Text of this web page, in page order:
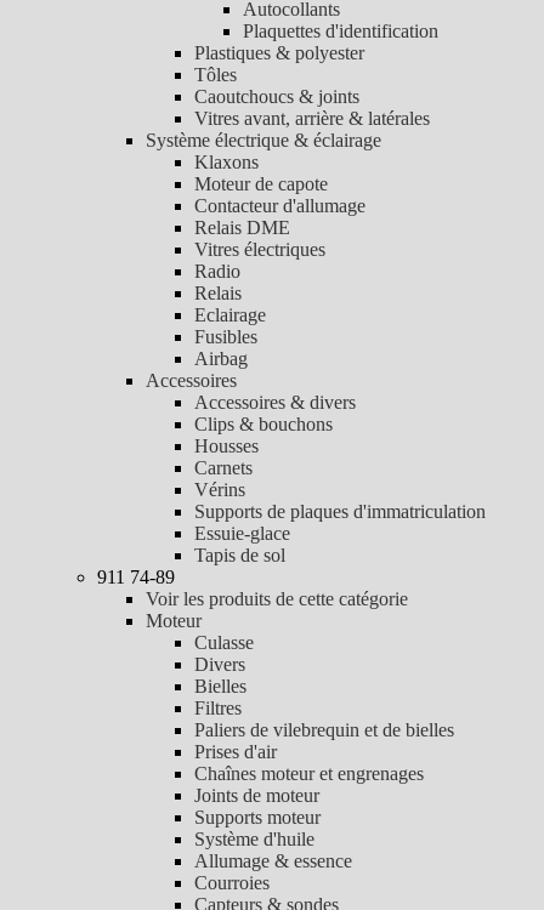
Autocollants
Plaquettes d'identification
Plastiques & polyester
Tôles
Caoutchoucs & joints
Vitres avant, arrière & latérales
Système électrique & éclairage
Klaxons
Moteur de capote
Contacteur d'allumage
Relais DME
Vitres électriques
Radio
Relais
Eclairage
Fusibles
Airbag
Accessoires
Accessoires & divers
Clips & bouchons
Housses
Carnets
Vérins
Supports de plaques d'immatriculation
Essuie-glace
Tapis de sol
911 74-89
Voir les produits de cette catégorie
Moteur
Culasse
Divers
Bielles
Filtres
Paliers de vilebrequin et de bielles
Prises d'air
Chaînes moteur et engrenages
Joints de moteur
Supports moteur
Système d'huile
Allumage & essence
Courroies
Capteurs & sondes